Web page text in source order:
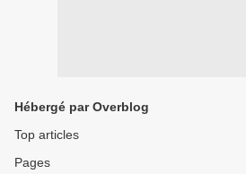
Hébergé par Overblog
Top articles
Pages